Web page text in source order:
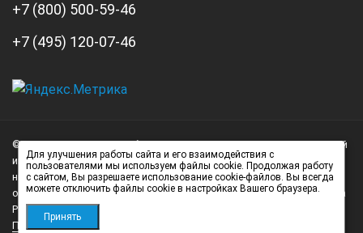
зарядное устройство
запасной аккумуляторный блок *
чехол для электронного блока *
* - поставляется за дополнительную плату
+7 (800) 500-59-46
+7 (495) 120-07-46
Нагорный
проезд
д.7
стр.
© 2026 А3 Инжиниринг Обращаем Ваше внимание на то, что данный
интернет-сайт носит исключительно информационный характер и
ни при каких условиях не является публичной офертой,
определяемой положениями статьи 437 (2) Гражданского кодекса
Российской Федерации.
Политика обработки персональных данных
Для улучшения работы сайта и его взаимодействия с
пользователями мы используем файлы cookie. Продолжая работу
с сайтом, Вы разрешаете использование cookie-файлов. Вы всегда
можете отключить файлы cookie в настройках Вашего браузера.
Принять